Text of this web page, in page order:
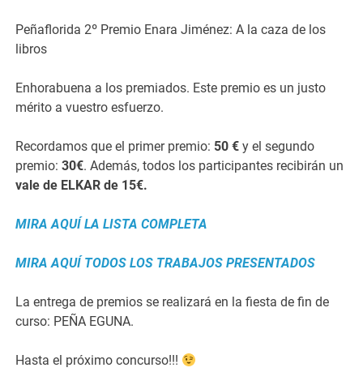
Peñaflorida 2º Premio Enara Jiménez: A la caza de los
libros
Enhorabuena a los premiados. Este premio es un justo
mérito a vuestro esfuerzo.
Recordamos que el primer premio: 50 € y el segundo
premio:30€. Además, todos los participantes recibirán un
vale de ELKAR de 15€.
MIRA AQUÍ LA LISTA COMPLETA
MIRA AQUÍ TODOS LOS TRABAJOS PRESENTADOS
La entrega de premios se realizará en la fiesta de fin de
curso: PEÑA EGUNA.
Hasta el próximo concurso!!!